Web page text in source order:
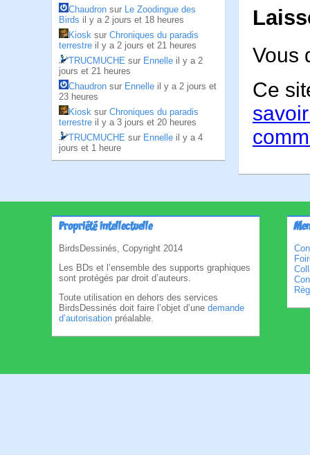
Chaudron sur Le Zoodingue des
Birds il y a 2 jours et 18 heures
Kiosk sur Chroniques du paradis
terrestre il y a 2 jours et 21 heures
TRUCMUCHE sur Ennelle il y a 2
jours et 21 heures
Chaudron sur Ennelle il y a 2 jours et
23 heures
Kiosk sur Chroniques du paradis
terrestre il y a 3 jours et 20 heures
TRUCMUCHE sur Ennelle il y a 4
jours et 1 heure
Vous
Ce
Propriété intellectuelle
BirdsDessinés, Copyright 2014
Les BDs et l’ensemble des supports graphiques
sont protégés par droit d’auteurs.
Toute utilisation en dehors des services
BirdsDessinés doit faire l’objet d’une demande
d’autorisation préalable.